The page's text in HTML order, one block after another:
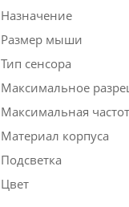
Назначение
Размер мыши
Тип сенсора
Максимальное
Максимальная
Материал корпуса
Подсветка
Цвет